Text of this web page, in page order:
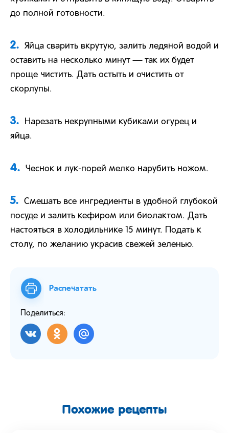
до полной готовности.
2.
Яйца сварить вкрутую, залить ледяной водой и
оставить на несколько минут — так их будет
проще чистить. Дать остыть и очистить от
скорлупы.
3.
Нарезать некрупными кубиками огурец и
яйца.
4. Чеснок и лук-порей мелко нарубить ножом.
5.
Смешать все ингредиенты в удобной глубокой
посуде и залить кефиром или биолактом. Дать
настояться в холодильнике 15 минут. Подать к
столу, по желанию украсив свежей зеленью.
Распечатать
Поделиться:
Похожие рецепты